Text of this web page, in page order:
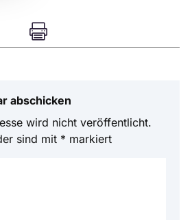

abschicken
wird nicht veröffentlicht.
sind mit * markiert